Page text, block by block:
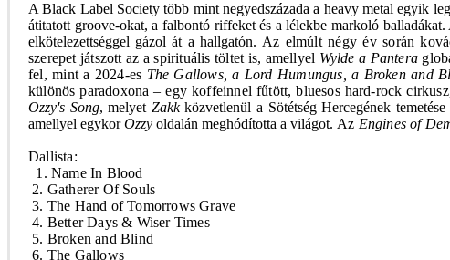
ABlack Label Society több mint negyedszázada a heavy metal egyik
átitatott groove-okat, a falbontó riffeket és a lélekbe markoló balladákat.
elkötelezettséggel gázol át a hallgatón. Az elmúlt négy év során
szerepet játszott az a spirituális töltet is, amellyel Wylde a Pantera
fel, mint a 2024-es The Gallows, a Lord Humungus, a Broken and
különös paradoxona – egy koffeinnel fűtött, bluesos hard-rock
Ozzy's Song, melyet Zakkközvetlenül a Sötétség Hercegének
amellyel egykorOzzy oldalán meghódította a világot. Az Engines of
Dallista:
1. Name In Blood
2. Gatherer Of Souls
3. The Hand of Tomorrows Grave
4. Better Days & Wiser Times
5. Broken and Blind
6. The Gallows